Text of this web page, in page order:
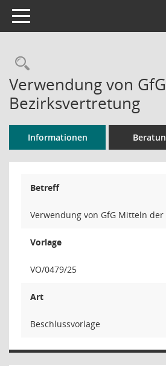
Toggle navigation
Rechercheauswahl
Verwendung von
Bezirksvertretung
Informationen
Betreff
Verwendung von GfG Mitteln
Vorlage
VO/0479/25
Art
Beschlussvorlage